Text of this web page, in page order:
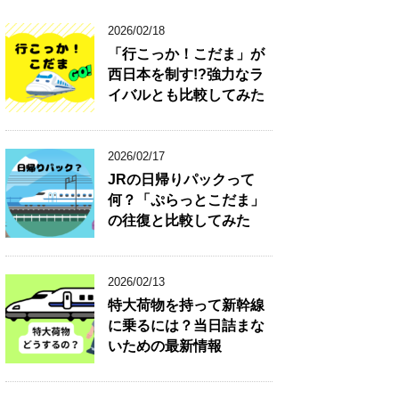
2026/02/18
「行こっか！こだま」が
西日本を制す!?強力なラ
イバルとも比較してみた
2026/02/17
JRの日帰りパックって
何？「ぷらっとこだま」
の往復と比較してみた
2026/02/13
特大荷物を持って新幹線
に乗るには？当日詰まな
いための最新情報